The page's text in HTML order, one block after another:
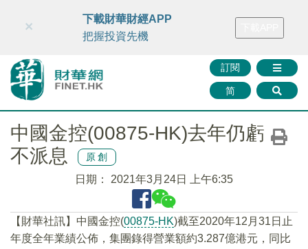
財華智庫網 FINTV FINMETA 財華證券 媒體矩陣
訂閱
简
×
下載財華財經APP
把握投資先機
中國金控(00875-HK)去年仍虧
不派息
原創
日期： 2021年3月24日 上午6:35
【財華社訊】中國金控(00875-HK)截至2020年12月31日止
年度全年業績公佈，集團錄得營業額約3.287億港元，同比